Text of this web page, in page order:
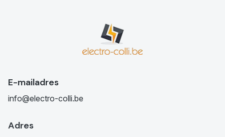
E-mailadres
info@electro-colli.be
Adres